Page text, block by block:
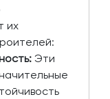
их
Эти